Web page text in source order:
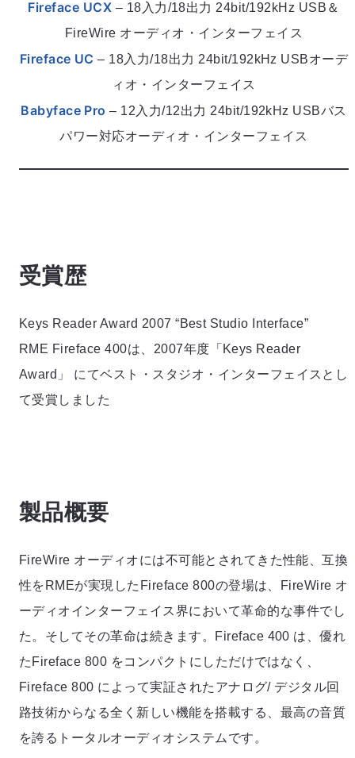
Fireface UCX – 18入力/18出力 24bit/192kHz USB＆
FireWire オーディオ・インターフェイス
Fireface UC – 18入力/18出力 24bit/192kHz USBオーデ
ィオ・インターフェイス
Babyface Pro – 12入力/12出力 24bit/192kHz USBバス
パワー対応オーディオ・インターフェイス
受賞歴
Keys Reader Award 2007 “Best Studio Interface”
RME Fireface 400は、2007年度「Keys Reader
Award」 にてベスト・スタジオ・インターフェイスとし
て受賞しました
製品概要
FireWire オーディオには不可能とされてきた性能、互換
性をRMEが実現したFireface 800の登場は、FireWire オ
ーディオインターフェイス界において革命的な事件でし
た。そしてその革命は続きます。Fireface 400 は、優れ
たFireface 800 をコンパクトにしただけではなく、
Fireface 800 によって実証されたアナログ/ デジタル回
路技術からなる全く新しい機能を搭載する、最高の音質
を誇るトータルオーディオシステムです。